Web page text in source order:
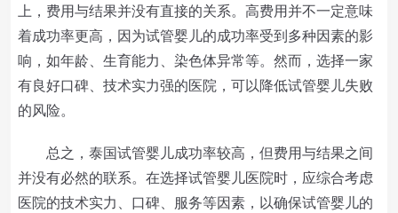
上，费用与结果并没有直接的关系。高费用并不一定意味
着成功率更高，因为试管婴儿的成功率受到多种因素的影
响，如年龄、生育能力、染色体异常等。然而，选择一家
有良好口碑、技术实力强的医院，可以降低试管婴儿失败
的风险。
总之，泰国试管婴儿成功率较高，但费用与结果之间
并没有必然的联系。在选择试管婴儿医院时，应综合考虑
医院的技术实力、口碑、服务等因素，以确保试管婴儿的